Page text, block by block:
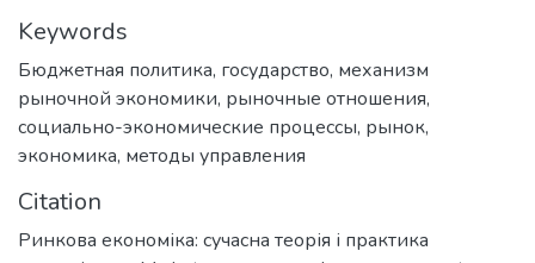
Keywords
Бюджетная политика, государство, механизм
рыночной экономики, рыночные отношения,
социально-экономические процессы, рынок,
экономика, методы управления
Citation
Ринкова економіка: сучасна теорія і практика